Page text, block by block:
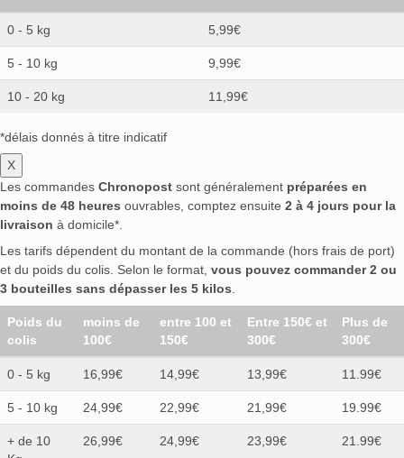
0 - 5 kg 5,99€
5 - 10 kg 9,99€
10 - 20 kg 11,99€
*délais donnés à titre indicatif
X
Les commandes Chronopost sont généralement préparées en
moins de 48 heures ouvrables, comptez ensuite 2 à 4 jours pour la
livraison à domicile*.
Les tarifs dépendent du montant de la commande (hors frais de port)
et du poids du colis. Selon le format, vous pouvez commander 2 ou
3 bouteilles sans dépasser les 5 kilos
Poids du
colis
moins de
100€
entre 100 et
150€
Entre 150€ et
300€
Plus de
300€
0 - 5 kg 16,99€ 14,99€ 13,99€ 11.99€
5 - 10 kg 24,99€ 22,99€ 21,99€ 19.99€
+ de 10
26,99€ 24,99€ 23,99€ 21.99€